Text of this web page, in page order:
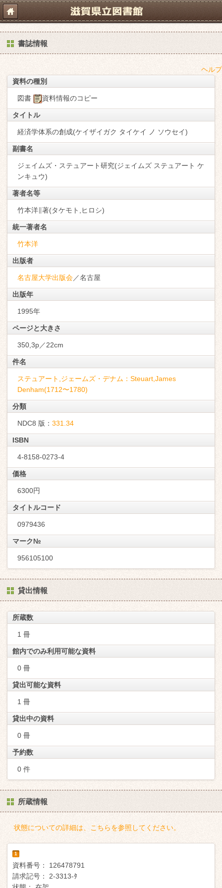
書誌情報
ヘルプ
資料の種別
図書 資料情報のコピー
タイトル
経済学体系の創成(ケイザイガク タイケイ ノ ソウセイ)
副書名
ジェイムズ・ステュアート研究(ジェイムズ ステュアート ケ
ンキュウ)
著者名等
竹本洋∥著(タケモト,ヒロシ)
統一著者名
竹本洋
出版者
名古屋大学出版会／名古屋
出版年
1995年
ページと大きさ
350,3p／22cm
件名
ステュアート,ジェームズ・デナム：Steuart,James
Denham(1712〜1780)
分類
NDC8 版： 331.34
ISBN
4-8158-0273-4
価格
6300円
タイトルコード
0979436
マーク№
956105100
貸出情報
所蔵数
1 冊
館内でのみ利用可能な資料
0 冊
貸出可能な資料
1 冊
貸出中の資料
0 冊
予約数
0 件
所蔵情報
状態についての詳細は、こちらを参照してください。
1
資料番号：
126478791
請求記号：
2-3313-ﾀ